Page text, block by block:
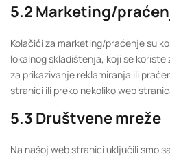
5.2 Marketing/
Kolačići za marketing/praćenje su
lokalnog skladištenja, koji se
za prikazivanje reklamiranja ili
stranici ili preko nekoliko web
5.3 Društvene mreže
Na našoj web stranici uključili smo